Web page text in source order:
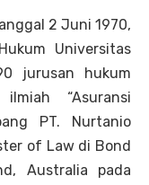
2 Juni 1970,
Universitas
jurusan hukum
“Asuransi
PT. Nurtanio
of Law di Bond
Australia pada